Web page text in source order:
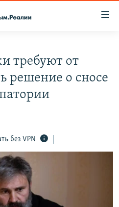
ИСТОРИЙ СОПРОТИВЛЕНИЯ
требуют от
решение о сносе
без VPN